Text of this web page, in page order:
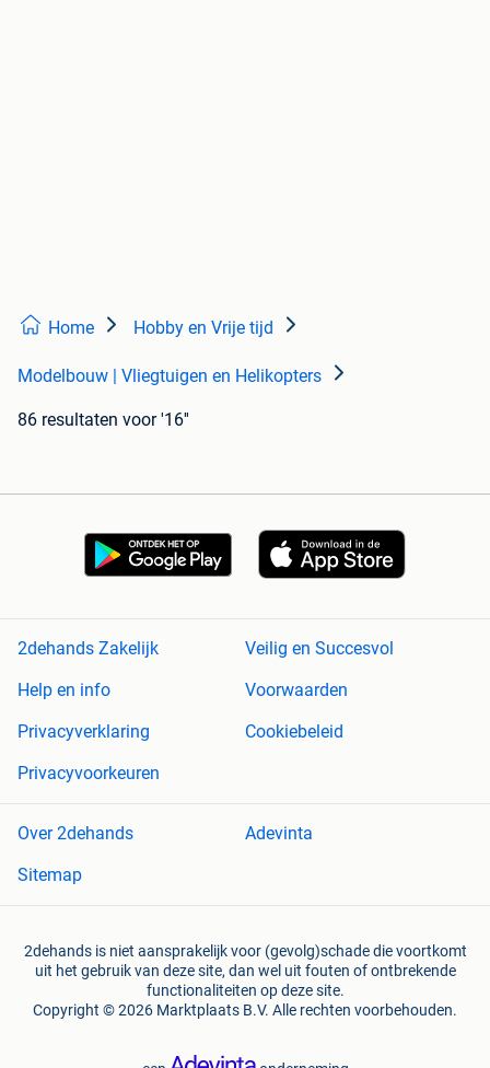
Home Hobby en Vrije tijd
Modelbouw | Vliegtuigen en Helikopters
86 resultaten voor '16''
2dehands Zakelijk
Veilig en Succesvol
Help en info
Voorwaarden
Privacyverklaring
Cookiebeleid
Privacyvoorkeuren
Over 2dehands
Adevinta
Sitemap
2dehands is niet aansprakelijk voor (gevolg)schade die voortkomt
uit het gebruik van deze site, dan wel uit fouten of ontbrekende
functionaliteiten op deze site.
Copyright © 2026 Marktplaats B.V. Alle rechten voorbehouden.